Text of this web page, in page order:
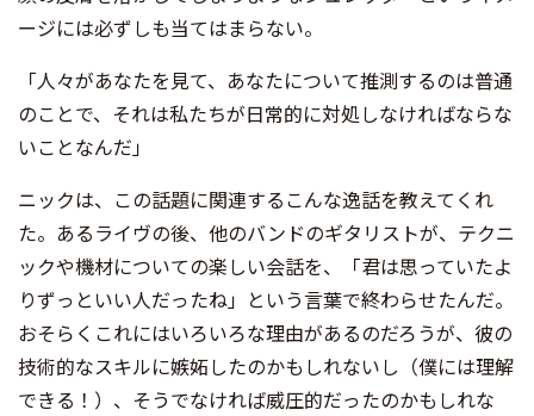
ージには必ずしも当てはまらない。
「人々があなたを見て、あなたについて推測するのは普通
のことで、それは私たちが日常的に対処しなければならな
いことなんだ」
ニックは、この話題に関連するこんな逸話を教えてくれ
た。あるライヴの後、他のバンドのギタリストが、テクニ
ックや機材についての楽しい会話を、「君は思っていたよ
りずっといい人だったね」という言葉で終わらせたんだ。
おそらくこれにはいろいろな理由があるのだろうが、彼の
技術的なスキルに嫉妬したのかもしれないし（僕には理解
できる！）、そうでなければ威圧的だったのかもしれな